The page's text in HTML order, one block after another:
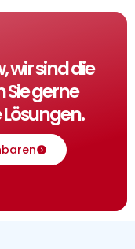
wir sind die
Sie gerne